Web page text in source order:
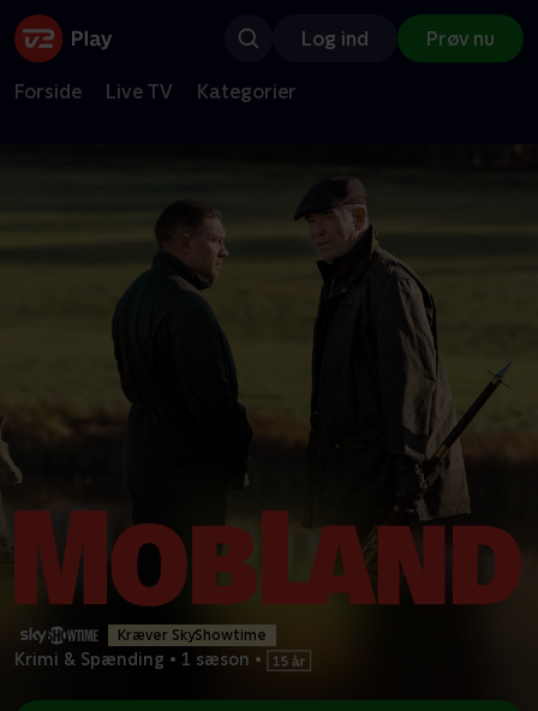
Log ind Prøv nu
Forside Live TV Kategorier
Kræver SkyShowtime
Krimi & Spænding • 1 sæson •